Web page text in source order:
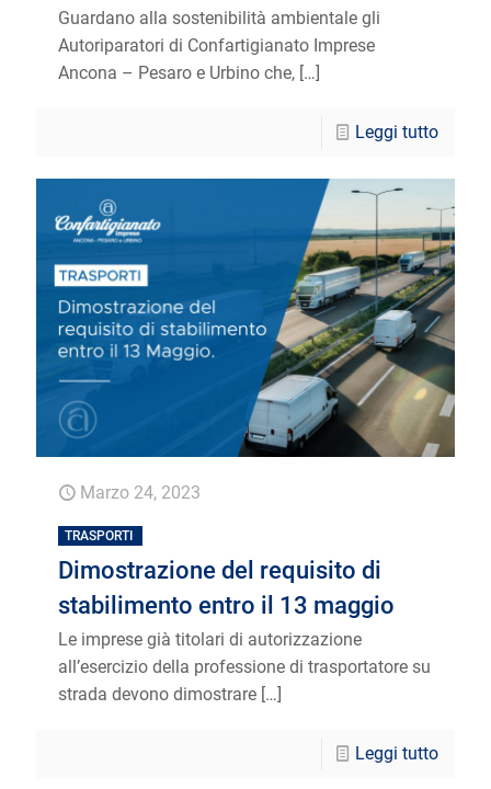
Guardano alla sostenibilità ambientale gli
Autoriparatori di Confartigianato Imprese
Ancona – Pesaro e Urbino che, […]
Leggi tutto
Marzo 24, 2023
TRASPORTI
Dimostrazione del requisito di
stabilimento entro il 13 maggio
Le imprese già titolari di autorizzazione
all’esercizio della professione di trasportatore su
strada devono dimostrare […]
Leggi tutto